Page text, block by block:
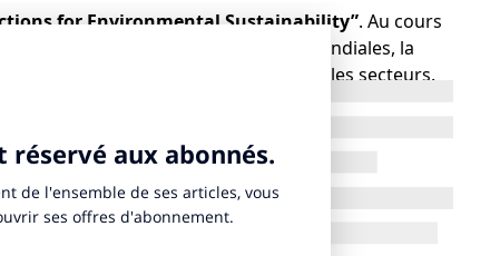
for Environmental Sustainability”. Au cours
économiques et géopolitiques mondiales, la
stratégies des entreprises de tous les secteurs.
à l’égard de certificats d’énergie renouvelable
du cycle de vie des produits.